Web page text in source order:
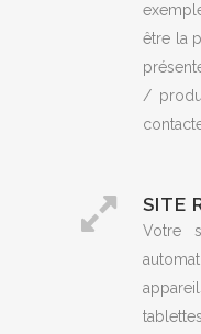
être la
/
SITE
Votre